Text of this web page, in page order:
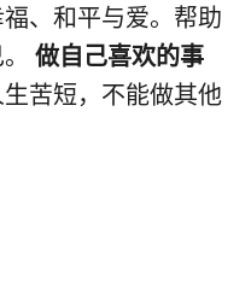
、和平与爱。帮助
做自己喜欢的事
苦短，不能做其他